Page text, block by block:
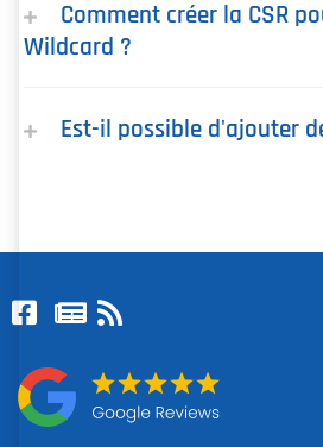
Comment créer la CSR
Wildcard ?
Est-il possible d'ajouter